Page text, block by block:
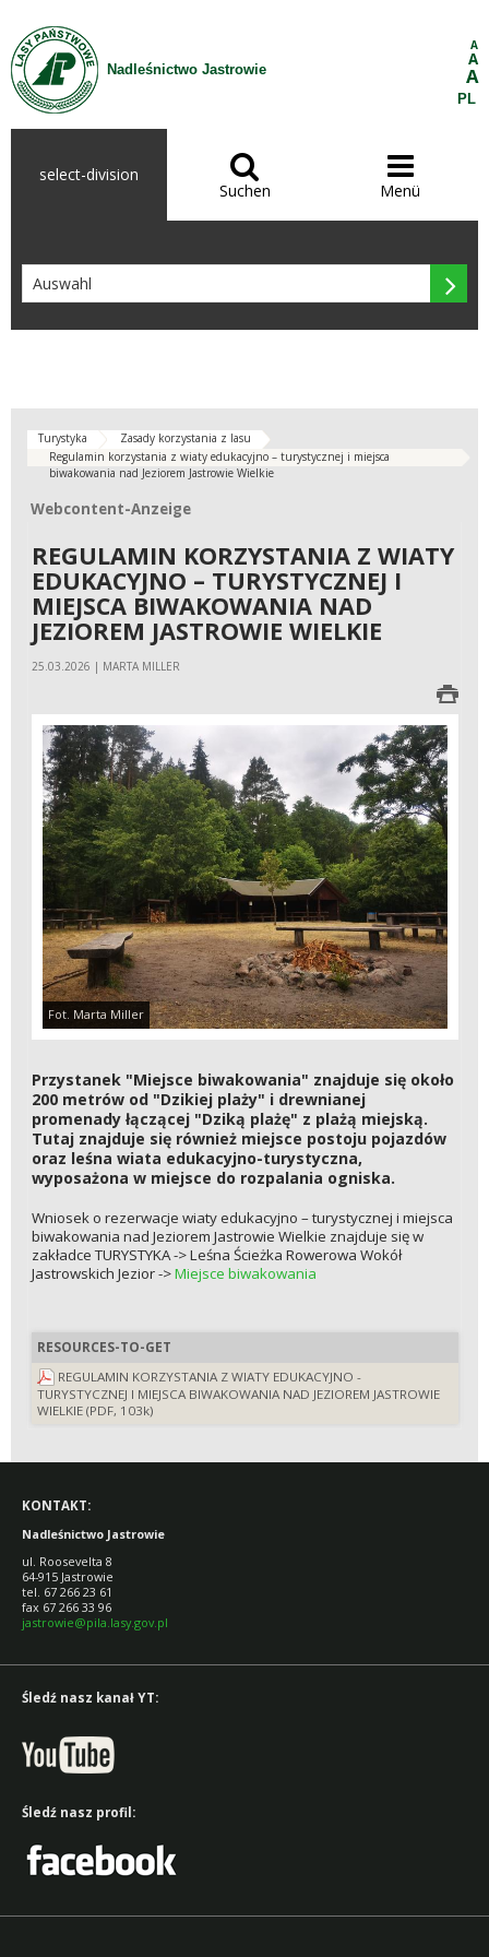
Zum Inhalt wechseln
Nadleśnictwo Jastrowie
A
A
A
PL
select-division 
Suchen

Menü

Turystyka
Zasady korzystania z lasu
Regulamin korzystania z wiaty edukacyjno – turystycznej i miejsca
biwakowania nad Jeziorem Jastrowie Wielkie
Webcontent-Anzeige
Webcontent-Anzeige
REGULAMIN KORZYSTANIA Z WIATY
EDUKACYJNO – TURYSTYCZNEJ I
MIEJSCA BIWAKOWANIA NAD
JEZIOREM JASTROWIE WIELKIE
25.03.2026 | MARTA MILLER
Fot. Marta Miller
Przystanek "Miejsce biwakowania" znajduje się około
200 metrów od "Dzikiej plaży" i drewnianej
promenady łączącej "Dziką plażę" z plażą miejską.
Tutaj znajduje się również miejsce postoju pojazdów
oraz leśna wiata edukacyjno-turystyczna,
wyposażona w miejsce do rozpalania ogniska.
Wniosek o rezerwacje wiaty edukacyjno – turystycznej i miejsca
biwakowania nad Jeziorem Jastrowie Wielkie znajduje się w
zakładce TURYSTYKA -> Leśna Ścieżka Rowerowa Wokół
Jastrowskich Jezior ->Miejsce biwakowania
RESOURCES-TO-GET
REGULAMIN KORZYSTANIA Z WIATY EDUKACYJNO -
TURYSTYCZNEJ I MIEJSCA BIWAKOWANIA NAD JEZIOREM JASTROWIE
WIELKIE (PDF, 103k)
KONTAKT:
Nadleśnictwo Jastrowie
ul. Roosevelta 8
64-915 Jastrowie
tel. 67 266 23 61
fax 67 266 33 96
jastrowie@pila.lasy.gov.pl
Śledź nasz kanał YT:
Śledź nasz profil: